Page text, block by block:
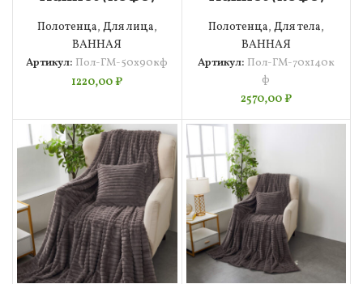
50х90
Полотенце
Махровое
Полотенца, Для лица,
ВАННАЯ
Артикул: Пол-ГМ-50х90кф
1220,00₽
70х140
Полотенце
Махровое
Полотенца, Для тела,
ВАННАЯ
Артикул: Пол-ГМ-70х140к
ф
2570,00₽